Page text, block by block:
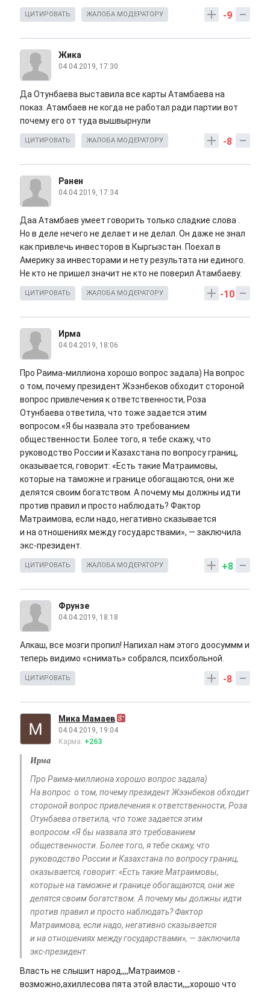
-9
ЦИТИРОВАТЬ ЖАЛОБА МОДЕРАТОРУ
Жика
04.04.2019, 17:30
Да Отунбаева выставила все карты Атамбаева на
показ. Атамбаев не когда не работал ради партии вот
почему его от туда вышвырнули
-8
ЦИТИРОВАТЬ ЖАЛОБА МОДЕРАТОРУ
Ранен
04.04.2019, 17:34
Даа Атамбаев умеет говорить только сладкие слова .
Но в деле нечего не делает и не делал. Он даже не знал
как привлечь инвесторов в Кыргызстан. Поехал в
Америку за инвесторами и нету результата ни единого.
Не кто не пришел значит не кто не поверил Атамбаеву.
-10
ЦИТИРОВАТЬ ЖАЛОБА МОДЕРАТОРУ
Ирма
04.04.2019, 18:06
Про Раима-миллиона хорошо вопрос задала) На вопрос
о том, почему президент Жээнбеков обходит стороной
вопрос привлечения к ответственности, Роза
Отунбаева ответила, что тоже задается этим
вопросом.«Я бы назвала это требованием
общественности. Более того, я тебе скажу, что
руководство России и Казахстана по вопросу границ,
оказывается, говорит: «Есть такие Матраимовы,
которые на таможне и границе обогащаются, они же
делятся своим богатством. А почему мы должны идти
против правил и просто наблюдать? Фактор
Матраимова, если надо, негативно сказывается
и на отношениях между государствами», — заключила
экс-президент.
+8
ЦИТИРОВАТЬ ЖАЛОБА МОДЕРАТОРУ
Фрунзе
04.04.2019, 18:18
Алкаш, все мозги пропил! Напихал нам этого доосуммм и
теперь видимо «снимать» собрался, психбольной.
-8
ЦИТИРОВАТЬ
Мика Мамаев
04.04.2019, 19:04
Карма: +263
Ирма
Про Раима-миллиона хорошо вопрос задала)
На вопрос о том, почему президент Жээнбеков обходит
стороной вопрос привлечения к ответственности, Роза
Отунбаева ответила, что тоже задается этим
вопросом.«Я бы назвала это требованием
общественности. Более того, я тебе скажу, что
руководство России и Казахстана по вопросу границ,
оказывается, говорит: «Есть такие Матраимовы,
которые на таможне и границе обогащаются, они же
делятся своим богатством. А почему мы должны идти
против правил и просто наблюдать? Фактор
Матраимова, если надо, негативно сказывается
и на отношениях между государствами», — заключила
экс-президент.
Власть не слышит народ,,,,Матраимов -
возможно,ахиллесова пята этой власти,,,,хорошо что